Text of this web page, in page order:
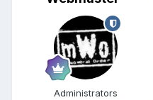
Administrators